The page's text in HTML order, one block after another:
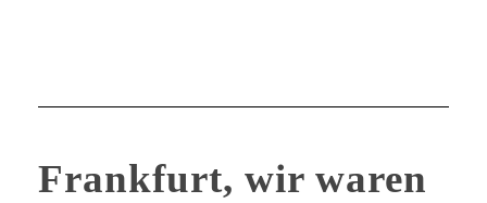
Frankfurt, wir waren